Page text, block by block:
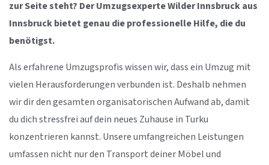
zur Seite steht? Der Umzugsexperte Wilder Innsbruck aus
Innsbruck bietet genau die professionelle Hilfe, die du
benötigst.
Als erfahrene Umzugsprofis wissen wir, dass ein Umzug mit
vielen Herausforderungen verbunden ist. Deshalb nehmen
wir dir den gesamten organisatorischen Aufwand ab, damit
du dich stressfrei auf dein neues Zuhause in Turku
konzentrieren kannst. Unsere umfangreichen Leistungen
umfassen nicht nur den Transport deiner Möbel und